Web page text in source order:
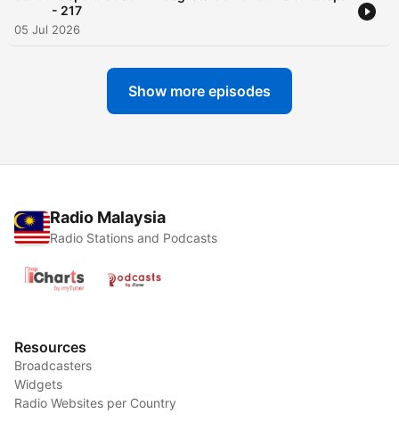
- 217
05 Jul 2026
Show more episodes
Radio Malaysia
Radio Stations and Podcasts
Resources
Broadcasters
Widgets
Radio Websites per Country